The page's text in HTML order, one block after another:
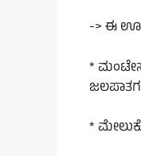
-> ಈ
*
*